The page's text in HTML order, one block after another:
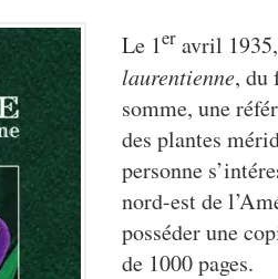
Le 1er avril
laurentienne, du
somme, une
des plantes
personne
nord-est de
posséder une
de 1000 pages.